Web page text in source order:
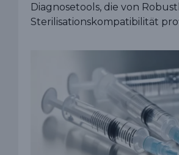
Diagnosetools, die von
Sterilisationskompatibilität